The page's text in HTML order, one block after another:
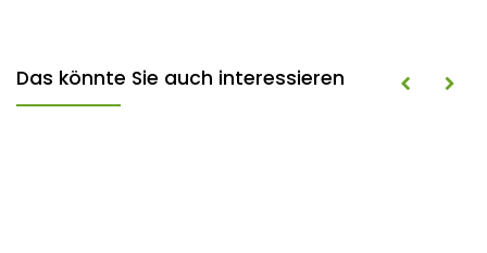
Das könnte Sie auch interessieren